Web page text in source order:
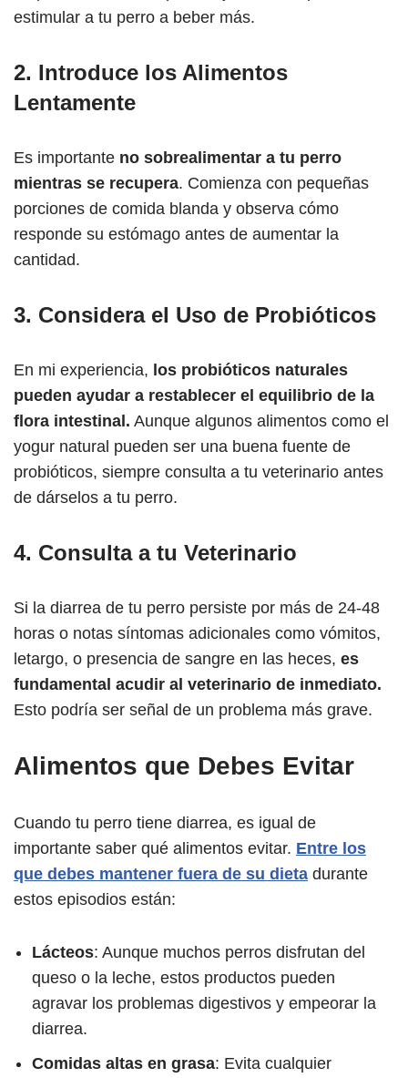
estimular a tu perro a beber más.
2. Introduce los Alimentos
Lentamente
Es importante no sobrealimentar a tu perro
mientras se recupera. Comienza con pequeñas
porciones de comida blanda y observa cómo
responde su estómago antes de aumentar la
cantidad.
3. Considera el Uso de Probióticos
En mi experiencia, los probióticos naturales
pueden ayudar a restablecer el equilibrio de la
flora intestinal. Aunque algunos alimentos como el
yogur natural pueden ser una buena fuente de
probióticos, siempre consulta a tu veterinario antes
de dárselos a tu perro.
4. Consulta a tu Veterinario
Si la diarrea de tu perro persiste por más de 24-48
horas o notas síntomas adicionales como vómitos,
letargo, o presencia de sangre en las heces, es
fundamental acudir al veterinario de inmediato.
Esto podría ser señal de un problema más grave.
Alimentos que Debes Evitar
Cuando tu perro tiene diarrea, es igual de
importante saber qué alimentos evitar. Entre los
que debes mantener fuera de su dieta durante
estos episodios están:
Lácteos: Aunque muchos perros disfrutan del
queso o la leche, estos productos pueden
agravar los problemas digestivos y empeorar la
diarrea.
Comidas altas en grasa: Evita cualquier